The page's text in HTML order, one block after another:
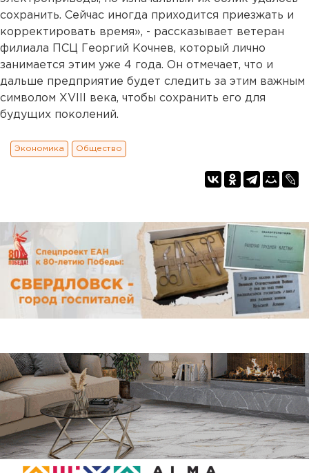
сохранить. Сейчас иногда приходится приезжать и
корректировать время», - рассказывает ветеран
филиала ПСЦ Георгий Кочнев, который лично
занимается этим уже 4 года. Он отмечает, что и
дальше предприятие будет следить за этим важным
символом XVIII века, чтобы сохранить его для
будущих поколений.
Экономика Общество